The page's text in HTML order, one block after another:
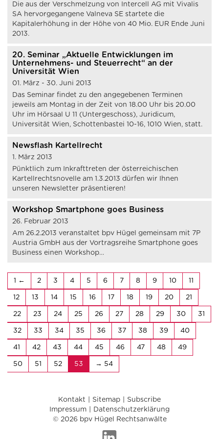
Die aus der Verschmelzung von Intercell AG mit Vivalis
SA hervorgegangene Valneva SE startete die
Kapitalerhöhung in der Höhe von 40 Mio. EUR Ende Juni
2013.
20. Seminar „Aktuelle Entwicklungen im
Unternehmens- und Steuerrecht“ an der
Universität Wien
01. März - 30. Juni 2013
Das Seminar findet zu den angegebenen Terminen
jeweils am Montag in der Zeit von 18.00 Uhr bis 20.00
Uhr im Hörsaal U 11 (Untergeschoss), Juridicum,
Universität Wien, Schottenbastei 10-16, 1010 Wien, statt.
Newsflash Kartellrecht
1. März 2013
Pünktlich zum Inkrafttreten der österreichischen
Kartellrechtsnovelle am 1.3.2013 dürfen wir Ihnen
unseren Newsletter präsentieren!
Workshop Smartphone goes Business
26. Februar 2013
Am 26.2.2013 veranstaltet bpv Hügel gemeinsam mit 7P
Austria GmbH aus der Vortragsreihe Smartphone goes
Business einen Workshop…
1 2 3 4 5 6 7 8 9 10 11
12 13 14 15 16 17 18 19 20 21
22 23 24 25 26 27 28 29 30 31
32 33 34 35 36 37 38 39 40
41 42 43 44 45 46 47 48 49
50 51 52 53 54
Kontakt Sitemap
Subscribe
Impressum
Datenschutzerklärung
© 2026 bpv Hügel Rechtsanwälte